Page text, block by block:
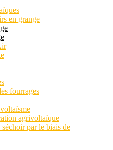
en grange
fourrages
agrivoltaïque
par le biais de